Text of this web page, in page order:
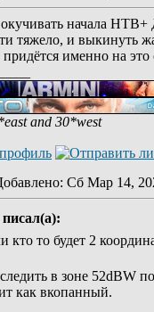
начала
тяжело, и выкинуть
придётся именно на
and 30*west
: Сб Мар 14,
кто то будет 2
в зоне 52dBW
как вкопанный.